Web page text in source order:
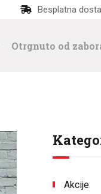
Besplatna
Otrgnuto od
Akcije